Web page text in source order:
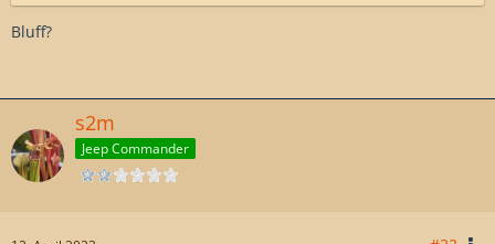
Bluff?
s2m
Jeep Commander